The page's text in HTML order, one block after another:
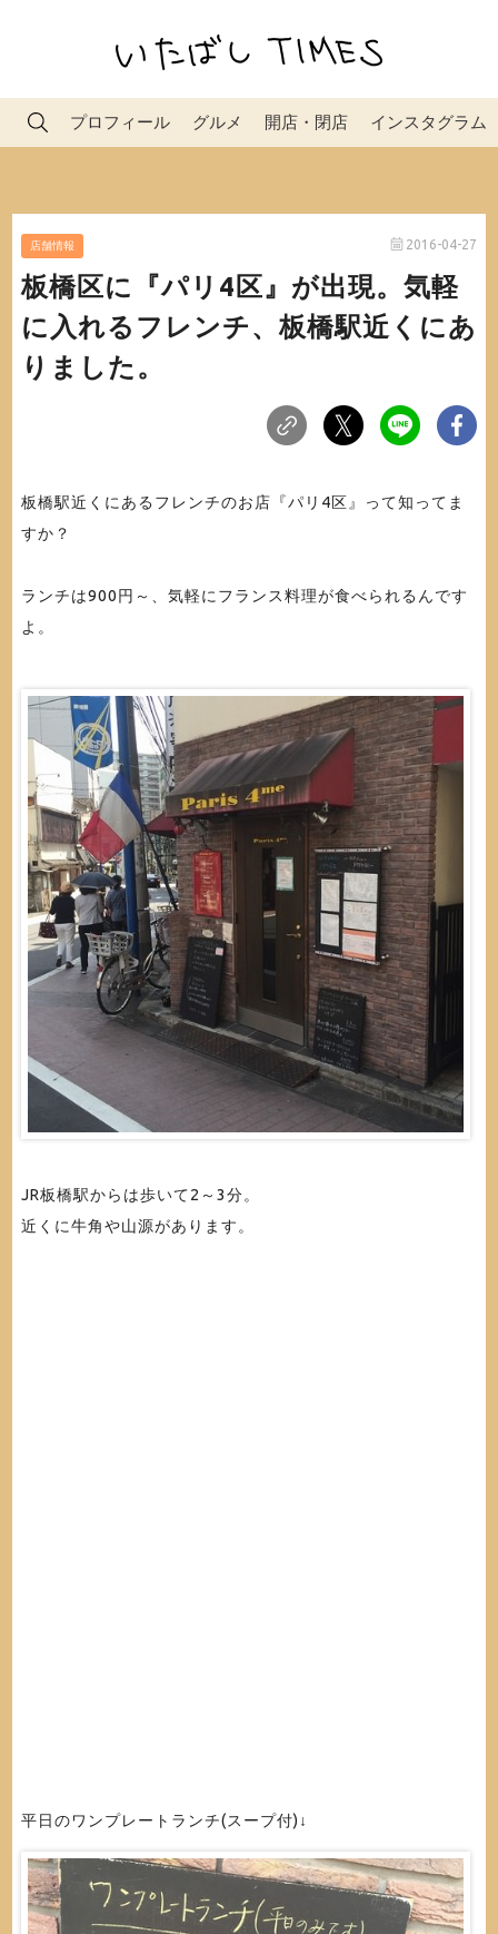
プロフィール グルメ 開店・閉店 インスタグラム
店舗情報 2016-04-27
板橋区に『パリ4区』が出現。気軽
に入れるフレンチ、板橋駅近くにあ
りました。
板橋駅近くにあるフレンチのお店『パリ4区』って知ってま
すか？
ランチは900円～、気軽にフランス料理が食べられるんです
よ。
JR板橋駅からは歩いて2～3分。
近くに牛角や山源があります。
平日のワンプレートランチ(スープ付)↓